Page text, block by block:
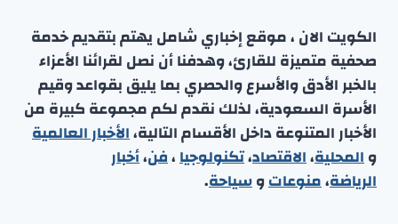
الكويت الان ، موقع إخباري شامل يهتم بتقديم خدمة
صحفية متميزة للقارئ، وهدفنا أن نصل لقرائنا الأعزاء
بالخبر الأدق والأسرع والحصري بما يليق بقواعد وقيم
الأسرة السعودية، لذلك نقدم لكم مجموعة كبيرة من
الأخبار المتنوعة داخل الأقسام التالية،الأخبار العالمية
والمحلية،الاقتصاد،تكنولوجيا،فن،أخبار
الرياضة،منوعاتوسياحة.